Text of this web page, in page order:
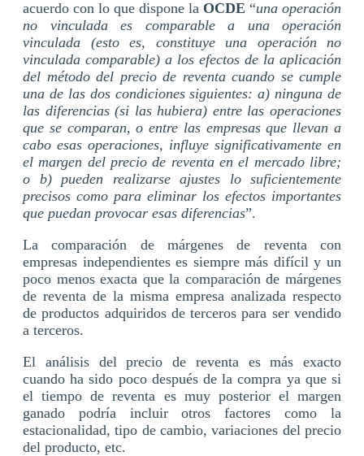
acuerdo con lo que dispone la OCDE “una operación
no vinculada es comparable a una operación
vinculada (esto es, constituye una operación no
vinculada comparable) a los efectos de la aplicación
del método del precio de reventa cuando se cumple
una de las dos condiciones siguientes: a) ninguna de
las diferencias (si las hubiera) entre las operaciones
que se comparan, o entre las empresas que llevan a
cabo esas operaciones, influye significativamente en
el margen del precio de reventa en el mercado libre;
o b) pueden realizarse ajustes lo suficientemente
precisos como para eliminar los efectos importantes
que puedan provocar esas diferencias”.
La comparación de márgenes de reventa con
empresas independientes es siempre más difícil y un
poco menos exacta que la comparación de márgenes
de reventa de la misma empresa analizada respecto
de productos adquiridos de terceros para ser vendido
a terceros.
El análisis del precio de reventa es más exacto
cuando ha sido poco después de la compra ya que si
el tiempo de reventa es muy posterior el margen
ganado podría incluir otros factores como la
estacionalidad, tipo de cambio, variaciones del precio
del producto, etc.